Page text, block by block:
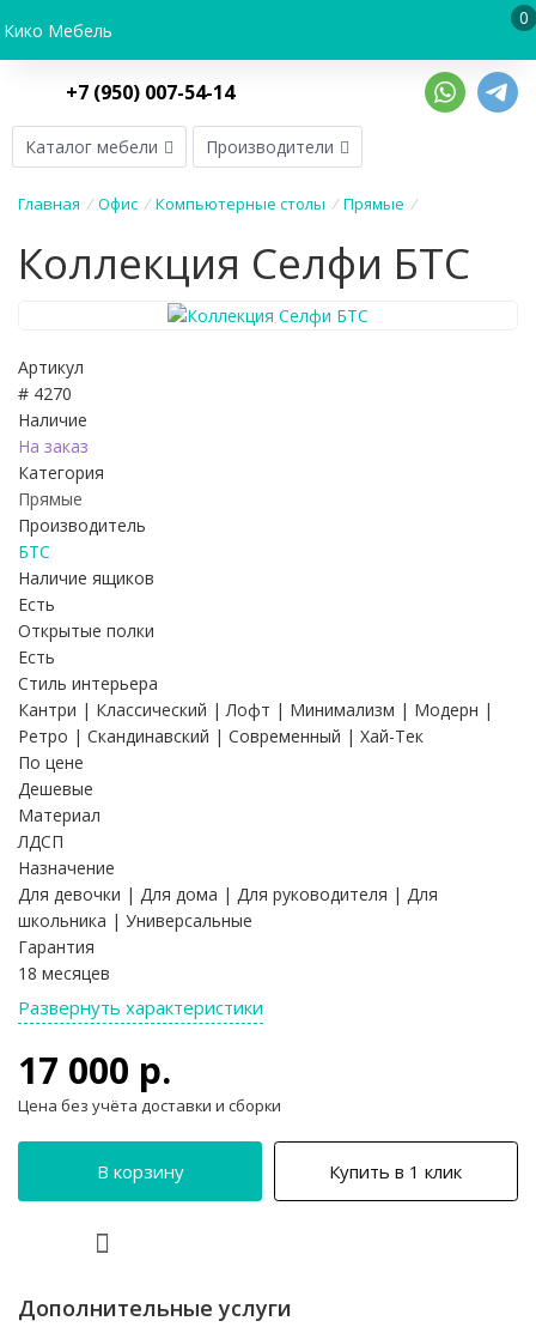
Кико Мебель
0
+7 (950) 007-54-14
Каталог мебели Производители
Главная / Офис / Компьютерные столы / Прямые /
Коллекция Селфи БТС
Артикул
# 4270
Наличие
На заказ
Категория
Прямые
Производитель
БТС
Наличие ящиков
Есть
Открытые полки
Есть
Стиль интерьера
Кантри | Классический | Лофт | Минимализм | Модерн |
Ретро | Скандинавский | Современный | Хай-Тек
По цене
Дешевые
Материал
ЛДСП
Назначение
Для девочки | Для дома | Для руководителя | Для
школьника | Универсальные
Гарантия
18 месяцев
Развернуть характеристики
17 000 р.
Цена без учёта доставки и сборки
В корзину Купить в 1 клик
Дополнительные услуги